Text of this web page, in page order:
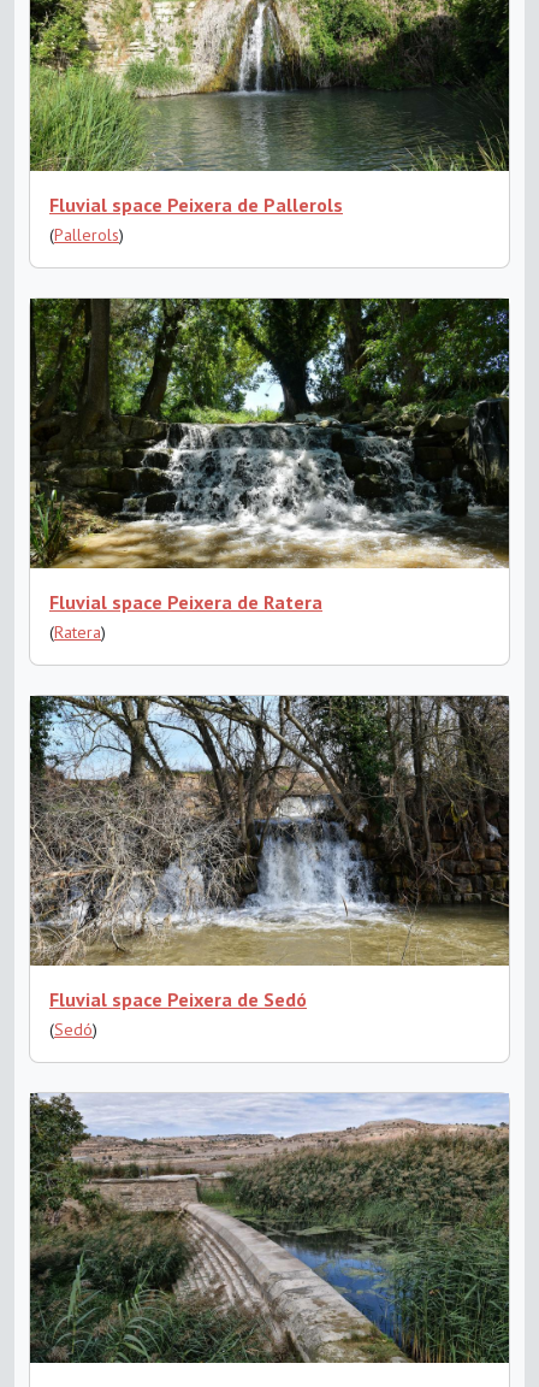
Fluvial space Peixera de Pallerols
(Pallerols)
Fluvial space Peixera de Ratera
(Ratera)
Fluvial space Peixera de Sedó
(Sedó)